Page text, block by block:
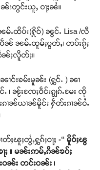
းတွင်းယူႇ ဝႃႈၼႆ။
ႉထိပ်း(ႁိုဝ်) ၼွင်ႉ Lisa /လီ
ၼ် ၼမ်ႉထူမ်ႈပွတ်ႇ၊ တပ်းၵႂ်ႈ
ၼ်ႈလိူတ်ႈ။
ၢင်းၶမ်းမူၼ်း (ႁွင်ႉ ) ၼၢ
၊ ၼႂ်းၸႄႈဝဵင်းၵျွၵ်ႉမႄး ၸို
ၵၢၼ်ယၢၼ်မိူင်း ႁဵတ်းၵၢၼ်ဝႆႉ
ႈၽူႈတွႆႇႁွၵ်ႈဝႃႈ -“ မိူဝ်ႈၽွ
။ မၼ်းဢမ်ႇၵိၼ်ၶဝ်ႈ
ၼ်း တင်းဝၼ်း ၊